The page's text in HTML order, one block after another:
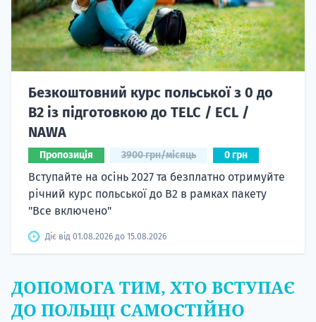
Безкоштовний курс польської з 0 до
B2 із підготовкою до TELC / ECL /
NAWA
Пропозиція 3900 грн/місяць 0 грн
Вступайте на осінь 2027 та безплатно отримуйте
річний курс польської до B2 в рамках пакету
"Все включено"
Діє від 01.08.2026 до 15.08.2026
ДОПОМОГА ТИМ, ХТО ВСТУПАЄ
ДО ПОЛЬЩІ САМОСТІЙНО